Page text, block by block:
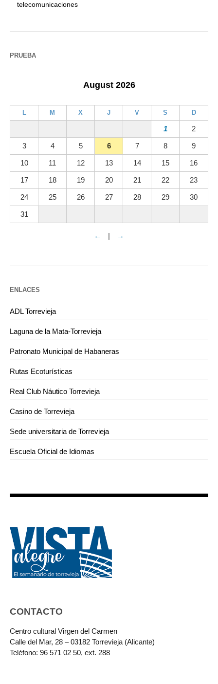
telecomunicaciones
PRUEBA
August 2026
L M X J V S D
1 2
3 4 5 6 7 8 9
10 11 12 13 14 15 16
17 18 19 20 21 22 23
24 25 26 27 28 29 30
31
← | →
ENLACES
ADL Torrevieja
Laguna de la Mata-Torrevieja
Patronato Municipal de Habaneras
Rutas Ecoturísticas
Real Club Náutico Torrevieja
Casino de Torrevieja
Sede universitaria de Torrevieja
Escuela Oficial de Idiomas
CONTACTO
Centro cultural Virgen del Carmen
Calle del Mar, 28 – 03182 Torrevieja (Alicante)
Teléfono: 96 571 02 50, ext. 288